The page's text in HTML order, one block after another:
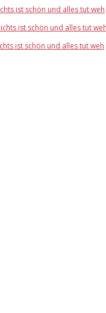
ist schön und alles tut weh
ist schön und alles tut weh
ist schön und alles tut weh